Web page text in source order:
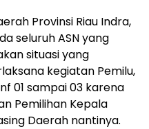
Provinsi Riau Indra,
seluruh ASN yang
situasi yang
kegiatan Pemilu,
01 sampai 03 karena
Pemilihan Kepala
Daerah nantinya.